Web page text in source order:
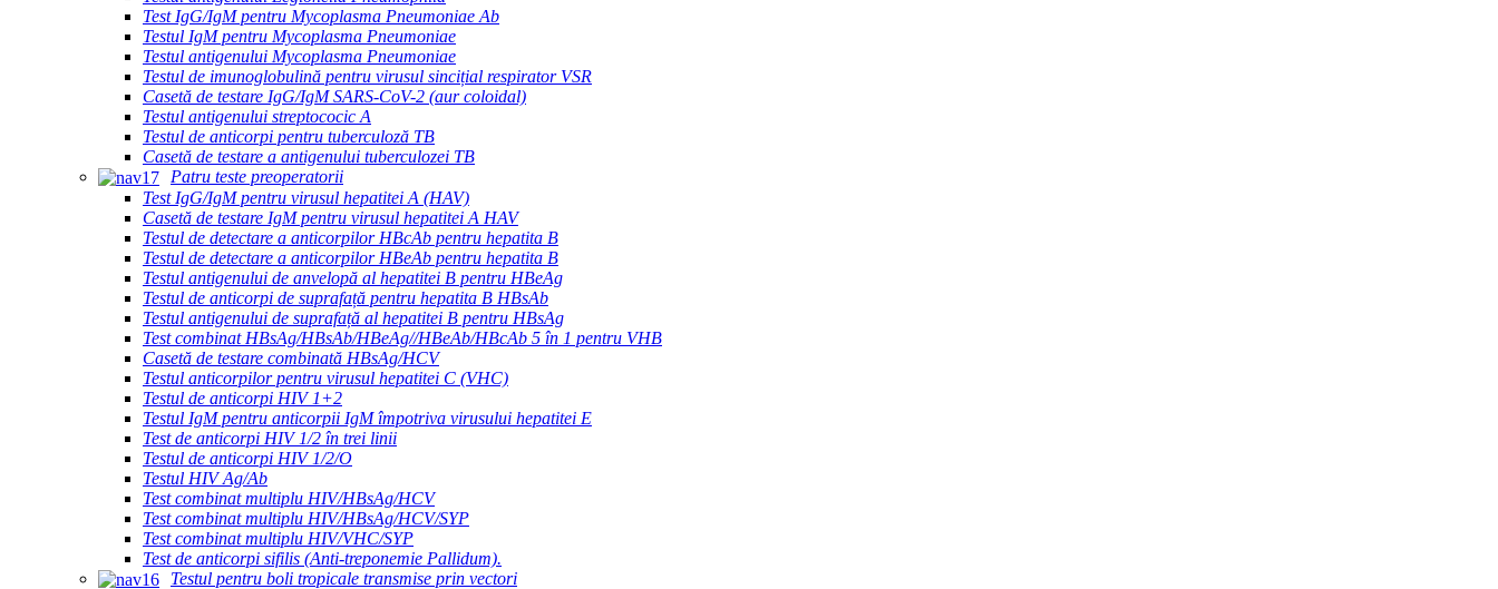
Test IgG/IgM pentru Mycoplasma Pneumoniae Ab
Testul IgM pentru Mycoplasma Pneumoniae
Testul antigenului Mycoplasma Pneumoniae
Testul de imunoglobulină pentru virusul sincițial respirator VSR
Casetă de testare IgG/IgM SARS-CoV-2 (aur coloidal)
Testul antigenului streptococic A
Testul de anticorpi pentru tuberculoză TB
Casetă de testare a antigenului tuberculozei TB
Patru teste preoperatorii
Test IgG/IgM pentru virusul hepatitei A (HAV)
Casetă de testare IgM pentru virusul hepatitei A HAV
Testul de detectare a anticorpilor HBcAb pentru hepatita B
Testul de detectare a anticorpilor HBeAb pentru hepatita B
Testul antigenului de anvelopă al hepatitei B pentru HBeAg
Testul de anticorpi de suprafață pentru hepatita B HBsAb
Testul antigenului de suprafață al hepatitei B pentru HBsAg
Test combinat HBsAg/HBsAb/HBeAg//HBeAb/HBcAb 5 în 1 pentru VHB
Casetă de testare combinată HBsAg/HCV
Testul anticorpilor pentru virusul hepatitei C (VHC)
Testul de anticorpi HIV 1+2
Testul IgM pentru anticorpii IgM împotriva virusului hepatitei E
Test de anticorpi HIV 1/2 în trei linii
Testul de anticorpi HIV 1/2/O
Testul HIV Ag/Ab
Test combinat multiplu HIV/HBsAg/HCV
Test combinat multiplu HIV/HBsAg/HCV/SYP
Test combinat multiplu HIV/VHC/SYP
Test de anticorpi sifilis (Anti-treponemie Pallidum).
Testul pentru boli tropicale transmise prin vectori